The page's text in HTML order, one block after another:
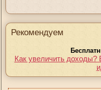
Рекомендуем
Как увеличить